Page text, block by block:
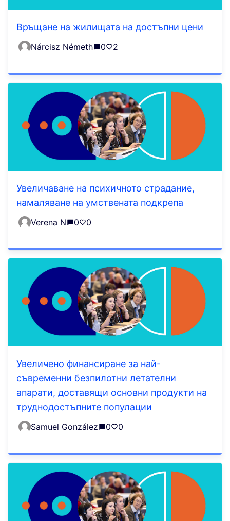
Връщане на жилищата на достъпни цени
Nárcisz Németh 0 2
Увеличаване на психичното страдание,
намаляване на умствената подкрепа
Verena N 0 0
Увеличено финансиране за най-
съвременни безпилотни летателни
апарати, доставящи основни продукти на
труднодостъпните популации
Samuel González 0 0